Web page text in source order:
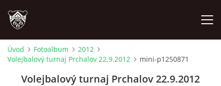
ÚVOD
Úvod Fotoalbum
2012
Volejbalový turnaj Prchalov 22.9.2012
mini-p1250871
Volejbalový turnaj Prchalov 22.9.2012